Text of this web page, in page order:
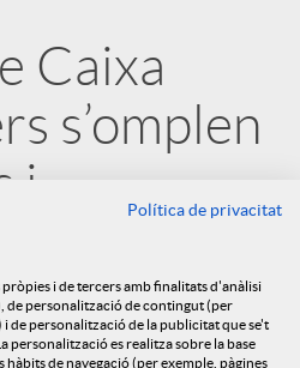
Caixa
s’omplen
i
els
Política de privacitat
i de tercers amb finalitats d'anàlisi
de personalització de contingut (per
de personalització de la publicitat que se't
personalització es realitza sobre la base
de navegació (per exemple, pàgines